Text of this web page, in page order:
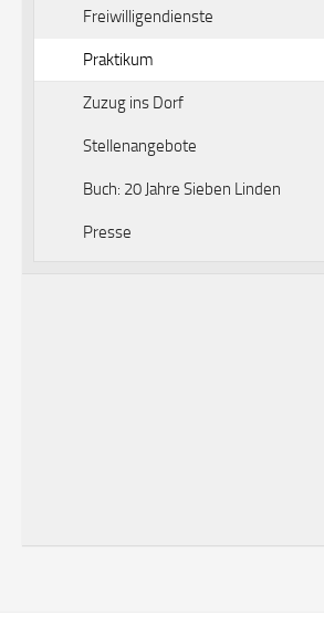
Freiwilligendienste
Praktikum
Zuzug ins Dorf
Stellenangebote
Buch: 20 Jahre Sieben Linden
Presse